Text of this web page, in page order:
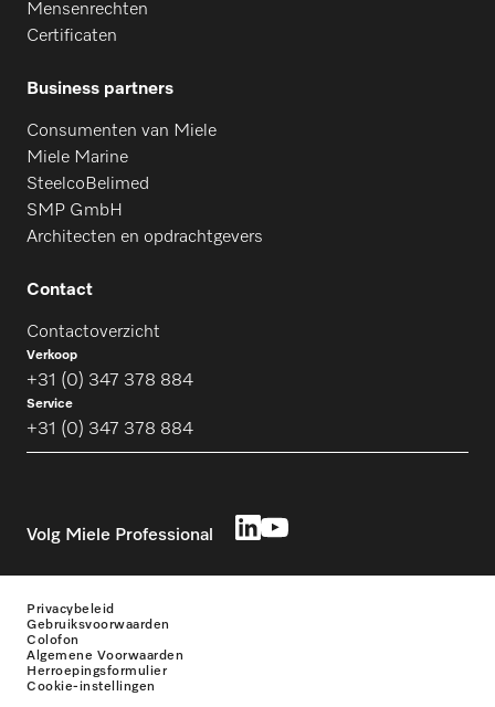
Mensenrechten
Certificaten
Business partners
Consumenten van Miele
Miele Marine
SteelcoBelimed
SMP GmbH
Architecten en opdrachtgevers
Contact
Contactoverzicht
Verkoop
+31 (0) 347 378 884
Service
+31 (0) 347 378 884
Volg Miele Professional
Privacybeleid
Gebruiksvoorwaarden
Colofon
Algemene Voorwaarden
Herroepingsformulier
Cookie-instellingen